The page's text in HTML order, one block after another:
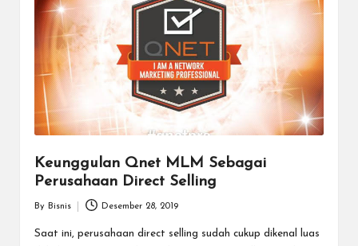
Keunggulan Qnet MLM Sebagai
Perusahaan Direct Selling
by
By Bisnis Desember 28, 2019
Saat ini, perusahaan direct selling sudah cukup dikenal luas